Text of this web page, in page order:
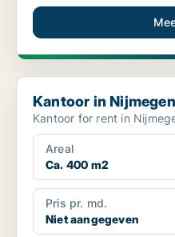
Kantoor in Nijmegen,
Kantoor in
Kantoor for rent in
Areal
Ca. 400 m2
Pris pr. md.
Niet aangegeven